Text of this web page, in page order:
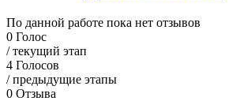
По данной работе пока нет отзывов
0 Голос
/ текущий этап
4 Голосов
/ предыдущие этапы
0 Отзыва